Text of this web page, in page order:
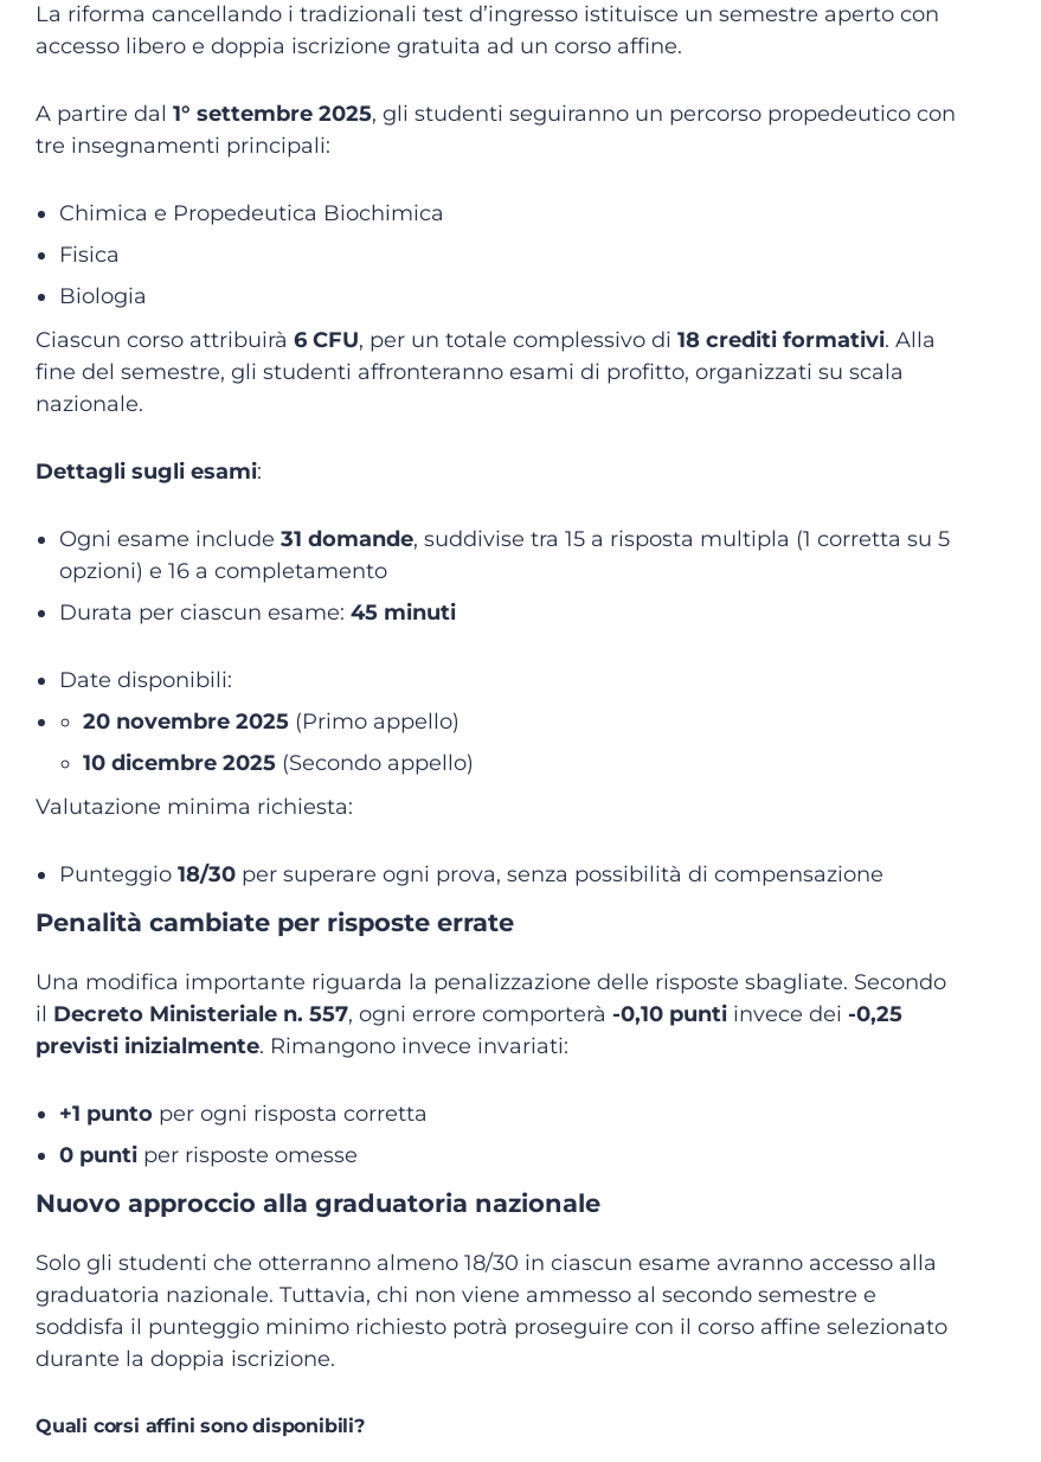
La riforma cancellando i tradizionali test d’ingresso istituisce un semestre aperto con
accesso libero e doppia iscrizione gratuita ad un corso affine.
A partire dal 1° settembre 2025, gli studenti seguiranno un percorso propedeutico con
tre insegnamenti principali:
Chimica e Propedeutica Biochimica
Fisica
Biologia
Ciascun corso attribuirà 6 CFU, per un totale complessivo di 18 crediti formativi. Alla
fine del semestre, gli studenti affronteranno esami di profitto, organizzati su scala
nazionale.
Dettagli sugli esami:
Ogni esame include 31 domande, suddivise tra 15 a risposta multipla (1 corretta su 5
opzioni) e 16 a completamento
Durata per ciascun esame: 45 minuti
Date disponibili:
20 novembre 2025 (Primo appello)
10 dicembre 2025 (Secondo appello)
Valutazione minima richiesta:
Punteggio 18/30 per superare ogni prova, senza possibilità di compensazione
Penalità cambiate per risposte errate
Una modifica importante riguarda la penalizzazione delle risposte sbagliate. Secondo
il Decreto Ministeriale n. 557, ogni errore comporterà -0,10 punti invece dei -0,25
previsti inizialmente. Rimangono invece invariati:
+1 punto per ogni risposta corretta
0 punti per risposte omesse
Nuovo approccio alla graduatoria nazionale
Solo gli studenti che otterranno almeno 18/30 in ciascun esame avranno accesso alla
graduatoria nazionale. Tuttavia, chi non viene ammesso al secondo semestre e
soddisfa il punteggio minimo richiesto potrà proseguire con il corso affine selezionato
durante la doppia iscrizione.
Quali corsi affini sono disponibili?